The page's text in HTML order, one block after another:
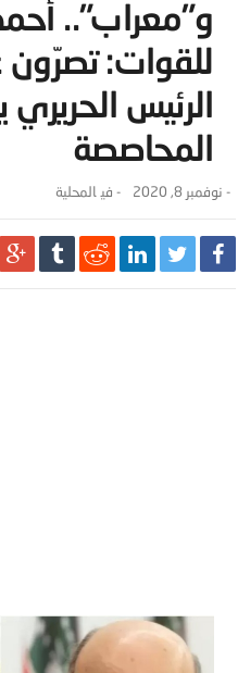
و”معراب”..
للقوات:
الرئيس
المحاصصة
- نوفمبر 8, 2020 - ‎في المحلية